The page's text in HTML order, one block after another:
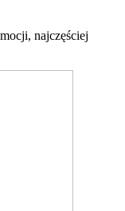
najczęściej